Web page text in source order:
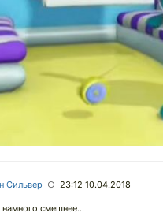
Сильвер ○ 23:12 10.04.2018
намного смешнее...